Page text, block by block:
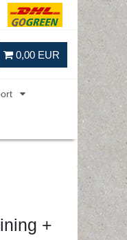
0,00 EUR
+